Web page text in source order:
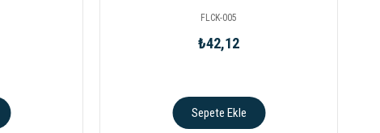
FLCK-005
₺42,12
Sepete Ekle